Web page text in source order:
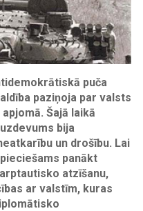
puča
paziņoja par valsts
Šajā laikā
bija
un drošību. Lai
panākt
atzīšanu,
ar valstīm, kuras